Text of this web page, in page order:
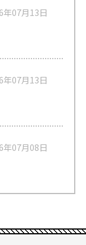
年07月13日
年07月13日
年07月08日